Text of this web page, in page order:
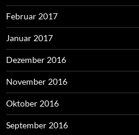
Februar 2017
Januar 2017
Dezember 2016
November 2016
Oktober 2016
September 2016